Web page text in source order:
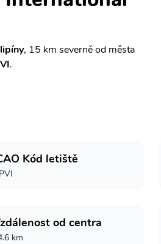
, 15 km severně od města
.
Kód letiště
od centra
km